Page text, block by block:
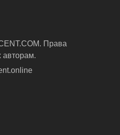
Права
авторам.